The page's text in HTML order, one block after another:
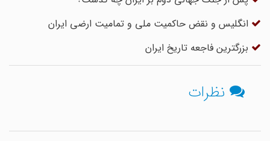
انگلیس و نقض حاکمیت ملی و تمامیت ارضی ایران
بزرگترین فاجعه تاریخ ایران
نظرات